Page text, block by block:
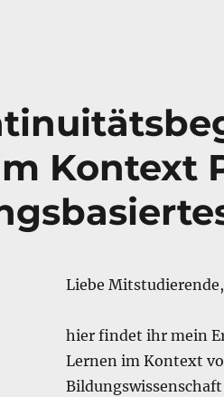
o
o
k
I
n
Kontext
Liebe Mitstudierende,
hier findet ihr mein
Lernen im Kontext